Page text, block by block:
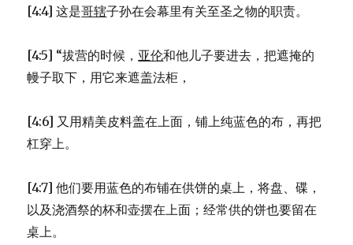
[4:4] 这是哥辖子孙在会幕里有关至圣之物的职责。
[4:5] “拔营的时候， 亚伦和他儿子要进去，把遮掩的
幔子取下，用它来遮盖法柜，
[4:6] 又用精美皮料盖在上面，铺上纯蓝色的布，再把
杠穿上。
[4:7] 他们要用蓝色的布铺在供饼的桌上，将盘、碟，
以及浇酒祭的杯和壶摆在上面；经常供的饼也要留在
桌上。